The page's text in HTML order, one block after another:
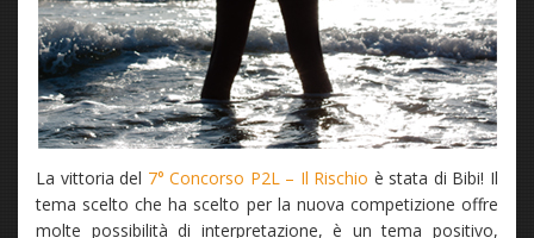
La vittoria del 7° Concorso P2L – Il Rischio è stata di Bibi! Il
tema scelto che ha scelto per la nuova competizione offre
molte possibilità di interpretazione, è un tema positivo,